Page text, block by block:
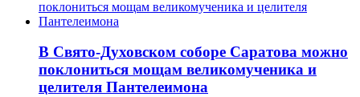
В Свято-Духовском соборе Саратова можно
поклониться мощам великомученика и
целителя Пантелеимона